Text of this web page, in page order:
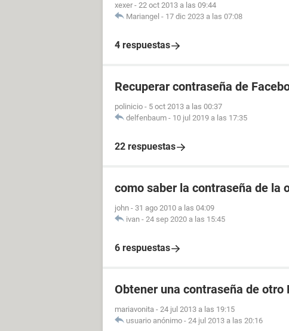
xexer - 22 oct 2013 a las 09:44
Mariangel - 17 dic 2023 a las 07:08
4 respuestas
Recuperar contraseña de
polinicio - 5 oct 2013 a las 00:37
delfenbaum - 10 jul 2019 a las 17:35
22 respuestas
como saber la contraseña de la
john - 31 ago 2010 a las 04:09
ivan - 24 sep 2020 a las 15:45
6 respuestas
Obtener una contraseña de otro
mariavonita - 24 jul 2013 a las 19:15
usuario anónimo - 24 jul 2013 a las 20:16